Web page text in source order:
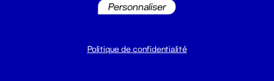
Du lundi au vendredi 14h → 18h
Personnaliser
Politique de confidentialité